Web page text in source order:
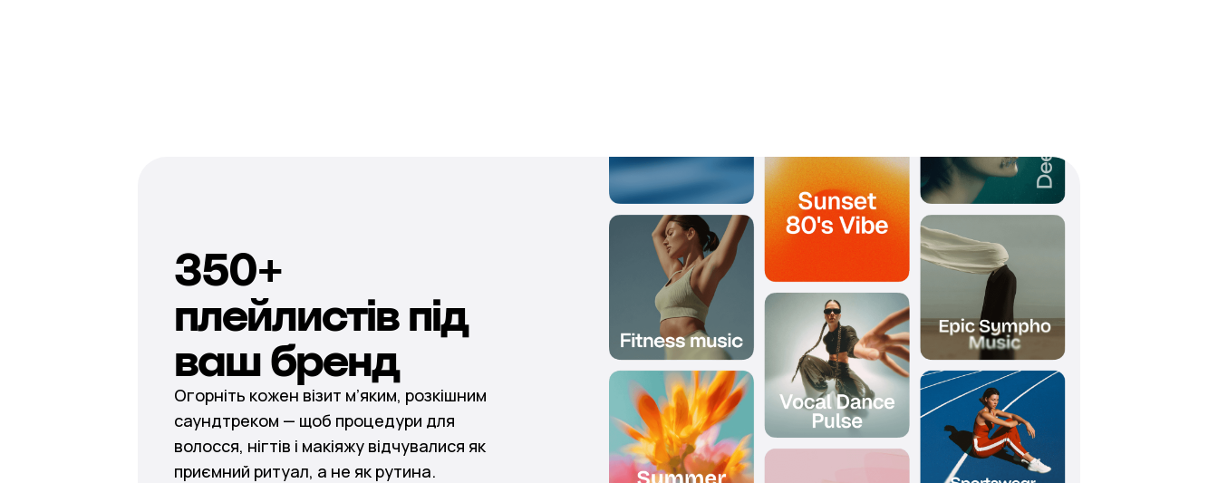
350+
плейлистів під
ваш бренд
Огорніть кожен візит м’яким, розкішним
саундтреком — щоб процедури для
волосся, нігтів і макіяжу відчувалися як
приємний ритуал, а не як рутина.